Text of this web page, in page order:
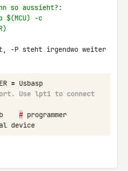
so aussieht?:
p $(MCU) -c
-P steht irgendwo weiter
= Usbasp
Use lpt1 to connect
# programmer
device